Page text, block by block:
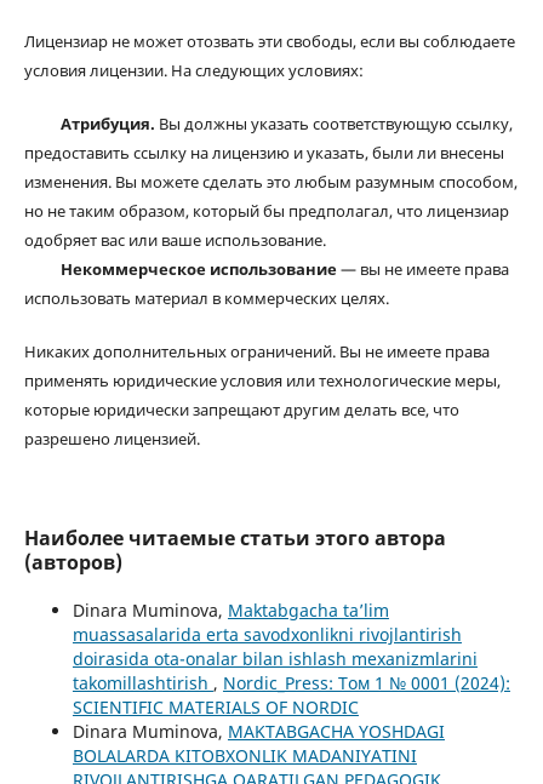
Лицензиар не может отозвать эти свободы, если вы соблюдаете
условия лицензии. На следующих условиях:
Атрибуция. Вы должны указать соответствующую ссылку,
предоставить ссылку на лицензию и указать, были ли внесены
изменения. Вы можете сделать это любым разумным способом,
но не таким образом, который бы предполагал, что лицензиар
одобряет вас или ваше использование.
Некоммерческое использование— вы не имеете права
использовать материал в коммерческих целях.
Никаких дополнительных ограничений. Вы не имеете права
применять юридические условия или технологические меры,
которые юридически запрещают другим делать все, что
разрешено лицензией.
Наиболее читаемые статьи этого автора
(авторов)
Dinara Muminova, Maktabgacha ta’lim
muassasalarida erta savodxonlikni rivojlantirish
doirasida ota-onalar bilan ishlash mexanizmlarini
takomillashtirish , Nordic_Press: Том 1 № 0001 (2024):
SCIENTIFIC MATERIALS OF NORDIC
Dinara Muminova, MAKTABGACHA YOSHDAGI
BOLALARDA KITOBXONLIK MADANIYATINI